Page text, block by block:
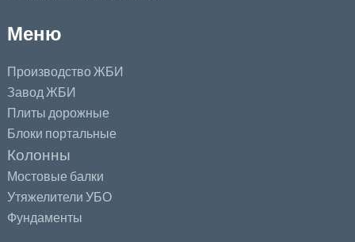
Меню
Производство ЖБИ
Завод ЖБИ
Плиты дорожные
Блоки портальные
Колонны
Мостовые балки
Утяжелители УБО
Фундаменты